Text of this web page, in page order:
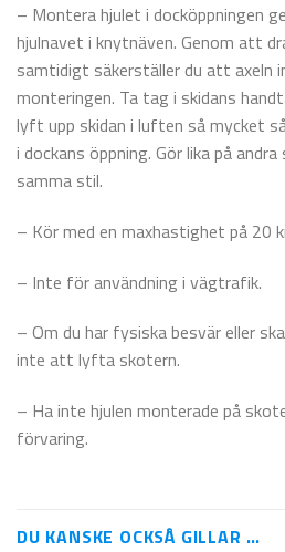
– Montera hjulet i docköppningen
hjulnavet i knytnäven. Genom att
samtidigt säkerställer du att axeln
monteringen. Ta tag i skidans
lyft upp skidan i luften så mycket
i dockans öppning. Gör lika på
samma stil.
– Kör med en maxhastighet på 20
– Inte för användning i vägtrafik.
– Om du har fysiska besvär eller
inte att lyfta skotern.
– Ha inte hjulen monterade på
förvaring.
DU KANSKE OCKSÅ GILLAR …